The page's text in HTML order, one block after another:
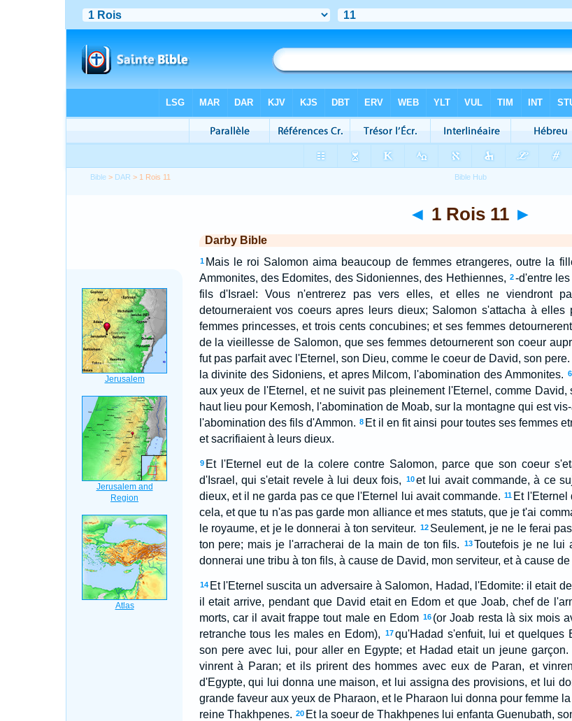
Bible > DAR > 1 Rois 11
◄ 1 Rois 11 ►
Darby Bible
1 Mais le roi Salomon aima beaucoup de femmes etrangeres, outre la
Ammonites, des Edomites, des Sidoniennes, des Hethiennes, 2-d'entre
fils d'Israel: Vous n'entrerez pas vers elles, et elles ne viendront
detourneraient vos coeurs apres leurs dieux; Salomon s'attacha à elles
femmes princesses, et trois cents concubines; et ses femmes
de la vieillesse de Salomon, que ses femmes detournerent son coeur
fut pas parfait avec l'Eternel, son Dieu, comme le coeur de David, son pere.
la divinite des Sidoniens, et apres Milcom, l'abomination des Ammonites. 6
aux yeux de l'Eternel, et ne suivit pas pleinement l'Eternel, comme David,
haut lieu pour Kemosh, l'abomination de Moab, sur la montagne qui est
l'abomination des fils d'Ammon. 8 Et il en fit ainsi pour toutes ses femmes
et sacrifiaient à leurs dieux.
9 Et l'Eternel eut de la colere contre Salomon, parce que son coeur
d'Israel, qui s'etait revele à lui deux fois,
10et lui avait commande, à ce
dieux, et il ne garda pas ce que l'Eternel lui avait commande. 11 Et l'Eternel
cela, et que tu n'as pas garde mon alliance et mes statuts, que je t'ai
le royaume, et je le donnerai à ton serviteur. 12 Seulement, je ne le ferai
ton pere; mais je l'arracherai de la main de ton fils.
13 Toutefois je ne lui
donnerai une tribu à ton fils, à cause de David, mon serviteur, et à cause
14 Et l'Eternel suscita un adversaire à Salomon, Hadad, l'Edomite: il etait
il etait arrive, pendant que David etait en Edom et que Joab, chef de
morts, car il avait frappe tout male en Edom 16 (or Joab resta là six mois
retranche tous les males en Edom),
17qu'Hadad s'enfuit, lui et quelques
son pere avec lui, pour aller en Egypte; et Hadad etait un jeune garçon.
vinrent à Paran; et ils prirent des hommes avec eux de Paran, et
d'Egypte, qui lui donna une maison, et lui assigna des provisions, et lui
grande faveur aux yeux de Pharaon, et le Pharaon lui donna pour femme
reine Thakhpenes. 20 Et la soeur de Thakhpenes lui enfanta Guenubath,